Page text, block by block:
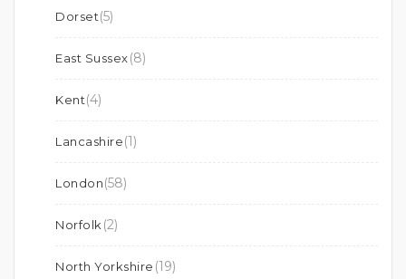
Dorset(5)
East Sussex(8)
Kent(4)
Lancashire(1)
London(58)
Norfolk (2)
North Yorkshire (19)